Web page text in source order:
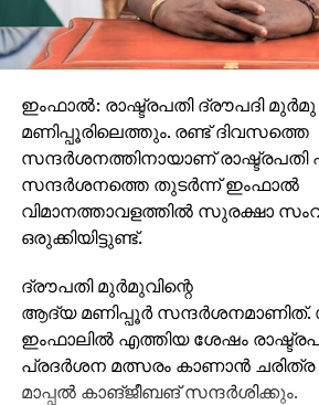
ഇംഫാൽ: രാഷ്ട്രപതി ദ്രൗപദി
മണിപ്പൂരിലെത്തും. രണ്ട് ദിവസത്തെ
സന്ദർശനത്തിനായാണ്
സന്ദർശനത്തെ തുടർന്ന് ഇംഫാൽ
വിമാനത്താവളത്തിൽ സുരക്ഷാ
ഒരുക്കിയിട്ടുണ്ട്.
ദ്രൗപതി മുർമുവിന്റെ
ആദ്യ മണിപ്പൂർ സന്ദർശനമാണിത്.
ഇംഫാലിൽ എത്തിയ ശേഷം
പ്രദർശന മത്സരം കാണാൻ ചരിത്ര
മാപ്പൽ കാങ്‌ജീബങ് സന്ദർശിക്കും.